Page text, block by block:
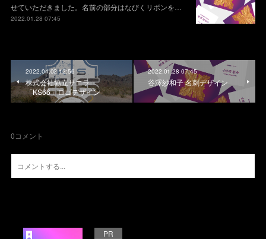
せていただきました。名前の部分はなびくリボンを…
2022.01.28 07:45
2022.04.02 12:56
株式会社協立サエラ
「KS66」ロゴデザイン
2022.01.28 07:45
谷澤紗和子 名刺デザイン
0コメント
PR